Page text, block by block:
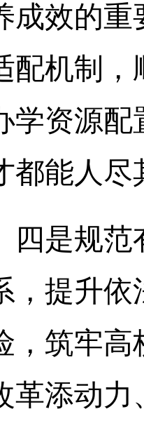
成效的重
配机制，
学资源配
都能人尽
四是规
，提升
，筑牢
革添动力